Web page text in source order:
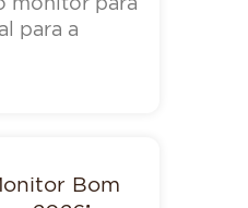
para a
Bom